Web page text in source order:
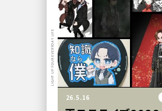
26.5.16
LIGHT UP YOUR EVERYDAY LIFE